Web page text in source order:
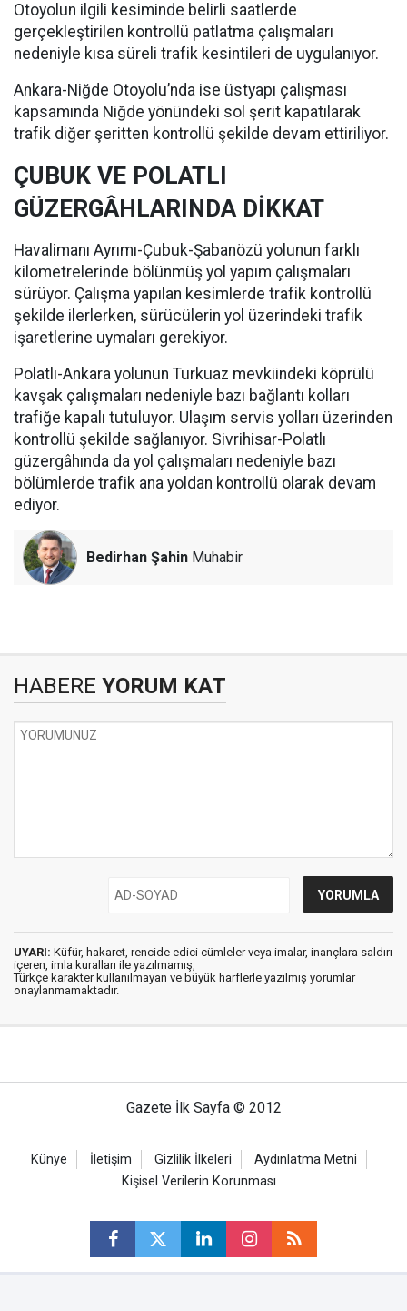
Otoyolun ilgili kesiminde belirli saatlerde
gerçekleştirilen kontrollü patlatma çalışmaları
nedeniyle kısa süreli trafik kesintileri de uygulanıyor.
Ankara-Niğde Otoyolu’nda ise üstyapı çalışması
kapsamında Niğde yönündeki sol şerit kapatılarak
trafik diğer şeritten kontrollü şekilde devam ettiriliyor.
ÇUBUK VE POLATLI
GÜZERGÂHLARINDA DİKKAT
Havalimanı Ayrımı-Çubuk-Şabanözü yolunun farklı
kilometrelerinde bölünmüş yol yapım çalışmaları
sürüyor. Çalışma yapılan kesimlerde trafik kontrollü
şekilde ilerlerken, sürücülerin yol üzerindeki trafik
işaretlerine uymaları gerekiyor.
Polatlı-Ankara yolunun Turkuaz mevkiindeki köprülü
kavşak çalışmaları nedeniyle bazı bağlantı kolları
trafiğe kapalı tutuluyor. Ulaşım servis yolları üzerinden
kontrollü şekilde sağlanıyor. Sivrihisar-Polatlı
güzergâhında da yol çalışmaları nedeniyle bazı
bölümlerde trafik ana yoldan kontrollü olarak devam
ediyor.
Bedirhan Şahin Muhabir
HABERE YORUM KAT
UYARI: Küfür, hakaret, rencide edici cümleler veya imalar, inançlara saldırı
içeren, imla kuralları ile yazılmamış,
Türkçe karakter kullanılmayan ve büyük harflerle yazılmış yorumlar
onaylanmamaktadır.
Gazete İlk Sayfa © 2012
Künye İletişim Gizlilik İlkeleri
Aydınlatma Metni
Kişisel Verilerin Korunması